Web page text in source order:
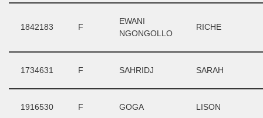
1842183 F
EWANI
NGONGOLLO
RICHE
1734631 F SAHRIDJ SARAH
1916530 F GOGA LISON